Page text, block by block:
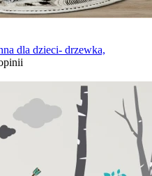
dla dzieci- drzewka,